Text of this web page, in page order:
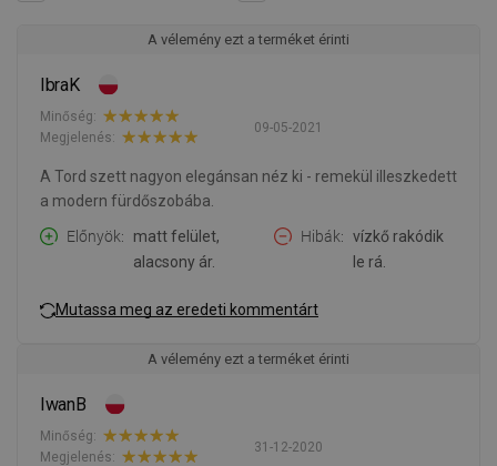
A vélemény ezt a terméket érinti
IbraK
09-05-2021
Minőség:
Megjelenés:
A Tord szett nagyon elegánsan néz ki - remekül illeszkedett
a modern fürdőszobába.
Előnyök
matt felület,
alacsony ár.
Hibák
vízkő rakódik
le rá.
Mutassa meg az eredeti kommentárt
A vélemény ezt a terméket érinti
IwanB
31-12-2020
Minőség:
Megjelenés: